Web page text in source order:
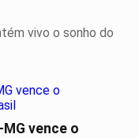
vivo o sonho do
MG vence o